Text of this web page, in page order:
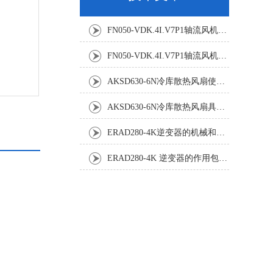
FN050-VDK.4I.V7P1轴流风机：精密温控背后的空气动力学杰作
FN050-VDK.4I.V7P1轴流风机：工业散热系统的静音革新者
AKSD630-6N冷库散热风扇使用效果怎样?
AKSD630-6N冷库散热风扇具体应用原理和优势如下
ERAD280-4K逆变器的机械和电气安装规程
ERAD280-4K 逆变器的作用包括哪些？